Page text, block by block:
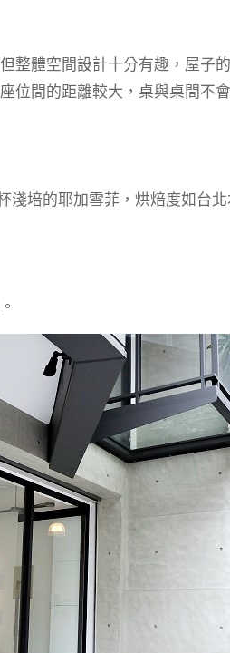
整體空間設計十分有趣，屋子
位間的距離較大，桌與桌間不
淺培的耶加雪菲，烘焙度如台